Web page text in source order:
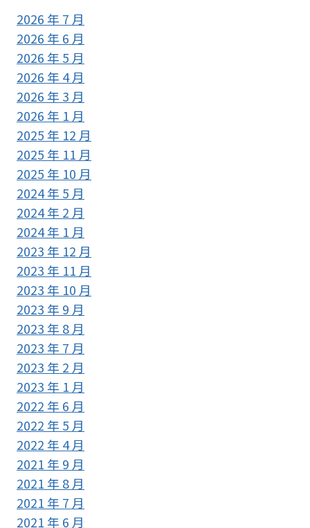
2026 年 7 月
2026 年 6 月
2026 年 5 月
2026 年 4 月
2026 年 3 月
2026 年 1 月
2025 年 12 月
2025 年 11 月
2025 年 10 月
2024 年 5 月
2024 年 2 月
2024 年 1 月
2023 年 12 月
2023 年 11 月
2023 年 10 月
2023 年 9 月
2023 年 8 月
2023 年 7 月
2023 年 2 月
2023 年 1 月
2022 年 6 月
2022 年 5 月
2022 年 4 月
2021 年 9 月
2021 年 8 月
2021 年 7 月
2021 年 6 月